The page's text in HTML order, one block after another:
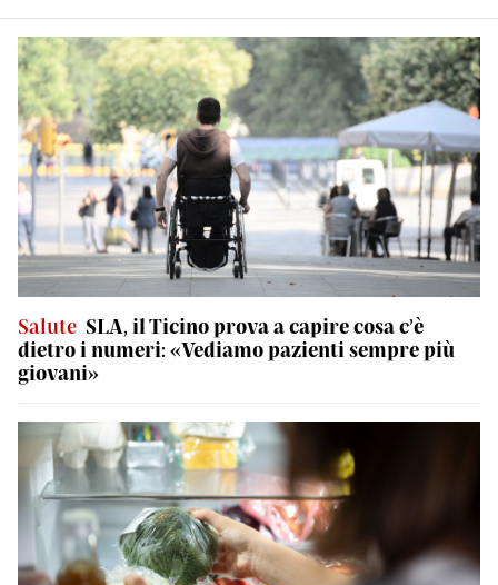
Salute SLA, il Ticino prova a capire cosa c’è
dietro i numeri: «Vediamo pazienti sempre più
giovani»